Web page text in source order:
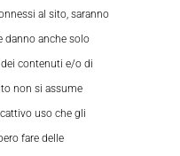
al sito, saranno
danno anche solo
contenuti e/o di
non si assume
uso che gli
fare delle